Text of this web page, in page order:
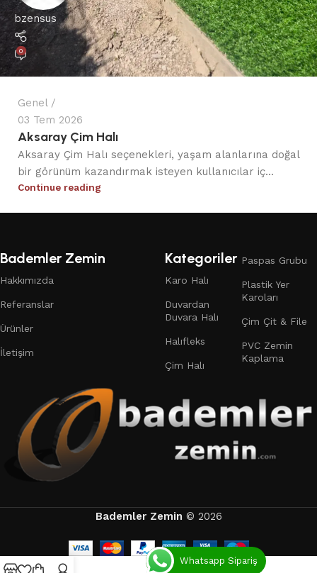
bzensus
0
Genel
03 Tem 2026
Aksaray Çim Halı
Aksaray Çim Halı seçenekleri, yaşam alanlarına doğal
bir görünüm kazandırmak isteyen kullanıcılar iç...
Continue reading
Bademler Zemin
Hakkımızda
Referanslar
Ürünler
İletişim
Kategoriler
Karo Halı
Duvardan
Duvara Halı
Halıfleks
Çim Halı
Paspas Grubu
Plastik Yer
Karoları
Çim Çit & File
PVC Zemin
Kaplama
Bademler Zemin © 2026
Whatsapp Sipariş